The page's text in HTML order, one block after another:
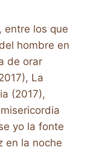
entre los que
hombre en
de orar
La
(2017),
yo la fonte
en la noche